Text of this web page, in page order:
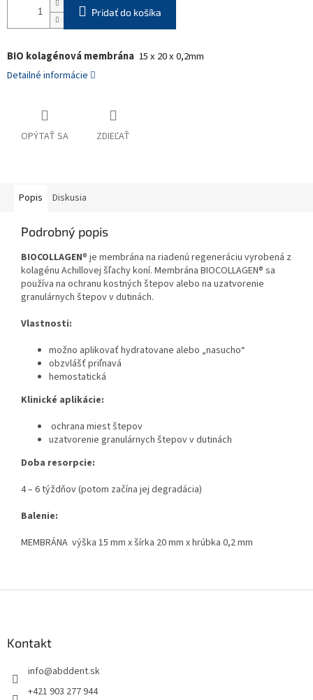
Pridať do košíka
BIO kolagénová membrána 15 x 20 x 0,2mm
Detailné informácie
OPÝTAŤ SA ZDIEĽAŤ
Popis Diskusia
Podrobný popis
BIOCOLLAGEN® je membrána na riadenú regeneráciu vyrobená z
kolagénu Achillovej šľachy koní. Membrána BIOCOLLAGEN® sa
používa na ochranu kostných štepov alebo na uzatvorenie
granulárnych štepov v dutinách.
Vlastnosti:
možno aplikovať hydratovane alebo „nasucho“
obzvlášť priľnavá
hemostatická
Klinické aplikácie:
ochrana miest štepov
uzatvorenie granulárnych štepov v dutinách
Doba resorpcie:
4 – 6 týždňov (potom začína jej degradácia)
Balenie:
MEMBRÁNA výška 15 mm x šírka 20 mm x hrúbka 0,2 mm
Kontakt
info@abddent.sk
+421 903 277 944